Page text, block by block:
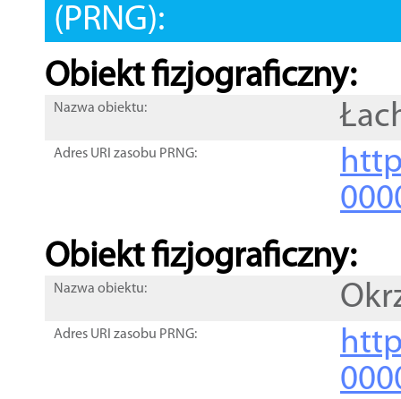
(PRNG):
Obiekt fizjograficzny:
Nazwa obiektu:
Adres URI zasobu PRNG:
Obiekt fizjograficzny:
Nazwa obiektu:
Adres URI zasobu PRNG: